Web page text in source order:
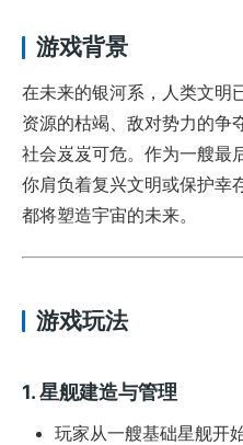
游戏背景
在未来的银河系，人类文明
资源的枯竭、敌对势力的争
社会岌岌可危。作为一艘最
你肩负着复兴文明或保护幸
都将塑造宇宙的未来。
游戏玩法
1.星舰建造与管理
玩家从一艘基础星舰开